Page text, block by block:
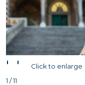
' '
Click to enlarge
1 / 11